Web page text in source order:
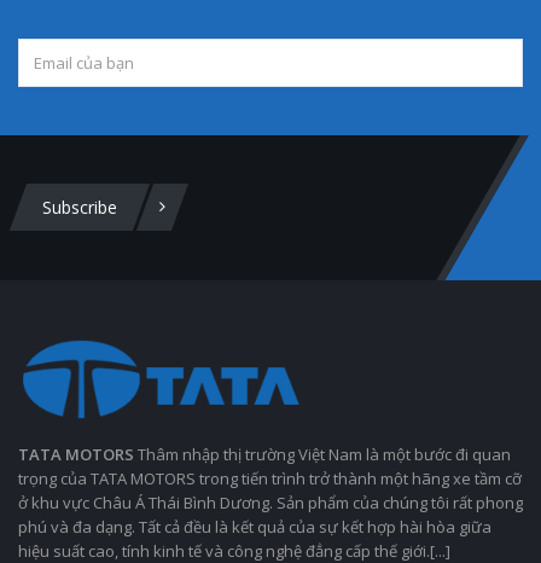
Subscribe
TATA MOTORS Thâm nhập thị trường Việt Nam là một bước đi quan
trọng của TATA MOTORS trong tiến trình trở thành một hãng xe tầm cỡ
ở khu vực Châu Á Thái Bình Dương. Sản phẩm của chúng tôi rất phong
phú và đa dạng. Tất cả đều là kết quả của sự kết hợp hài hòa giữa
hiệu suất cao, tính kinh tế và công nghệ đẳng cấp thế giới.[...]